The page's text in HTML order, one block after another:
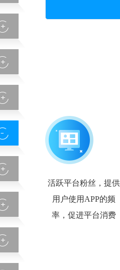
活跃平台粉丝，提供
用户使用 APP的频
率，促进平台消费